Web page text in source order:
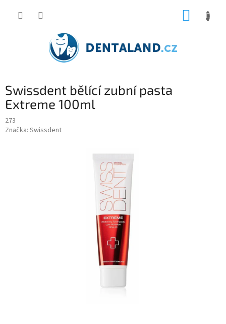
Swissdent bělící zubní pasta
Extreme 100ml
273
Značka: Swissdent